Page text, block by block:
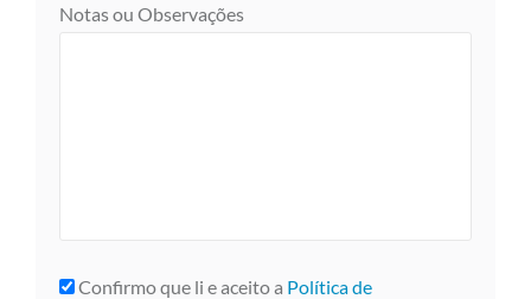
Notas ou Observações
Confirmo que li e aceito a Política de